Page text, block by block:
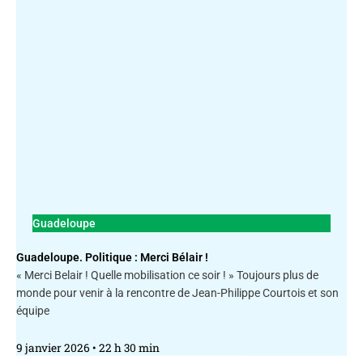
Guadeloupe
Guadeloupe. Politique : Merci Bélair !
« Merci Belair ! Quelle mobilisation ce soir ! » Toujours plus de
monde pour venir à la rencontre de Jean-Philippe Courtois et son
équipe
9 janvier 2026 22 h 30 min